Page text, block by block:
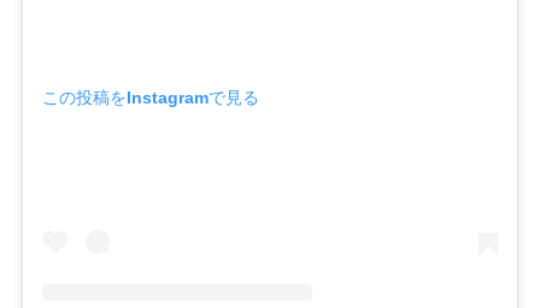
この投稿をInstagramで見る